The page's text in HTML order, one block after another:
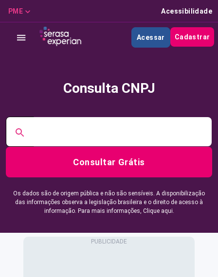
PME Acessibilidade
Acessar Cadastrar
Consulta CNPJ
Consultar Grátis
Os dados são de origem pública e não são sensíveis. A disponibilização
das informações observa a legislação brasileira e o direito de acesso à
informação. Para mais informações, Clique aqui.